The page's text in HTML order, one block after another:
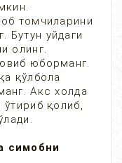
томчиларини
Бутун уйдаги
олинг.
юборманг.
қўлбола
Акс холда
қолиб,
симобни